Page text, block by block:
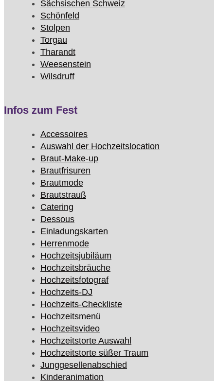
Sächsischen Schweiz
Schönfeld
Stolpen
Torgau
Tharandt
Weesenstein
Wilsdruff
Infos zum Fest
Accessoires
Auswahl der Hochzeitslocation
Braut-Make-up
Brautfrisuren
Brautmode
Brautstrauß
Catering
Dessous
Einladungskarten
Herrenmode
Hochzeitsjubiläum
Hochzeitsbräuche
Hochzeitsfotograf
Hochzeits-DJ
Hochzeits-Checkliste
Hochzeitsmenü
Hochzeitsvideo
Hochzeitstorte Auswahl
Hochzeitstorte süßer Traum
Junggesellenabschied
Kinderanimation